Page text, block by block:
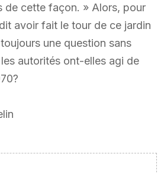
de cette façon. » Alors, pour
avoir fait le tour de ce jardin
une question sans
autorités ont-elles agi de